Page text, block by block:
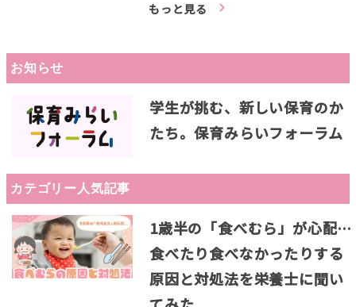
もっと見る
お知らせ
学生が挑む、新しい保育のか
たち。保育みらいフォーラム
カテゴリー人気記事
1歳半の「食べむら」が心配…
食べたり食べなかったりする
原因と対処法を栄養士に聞い